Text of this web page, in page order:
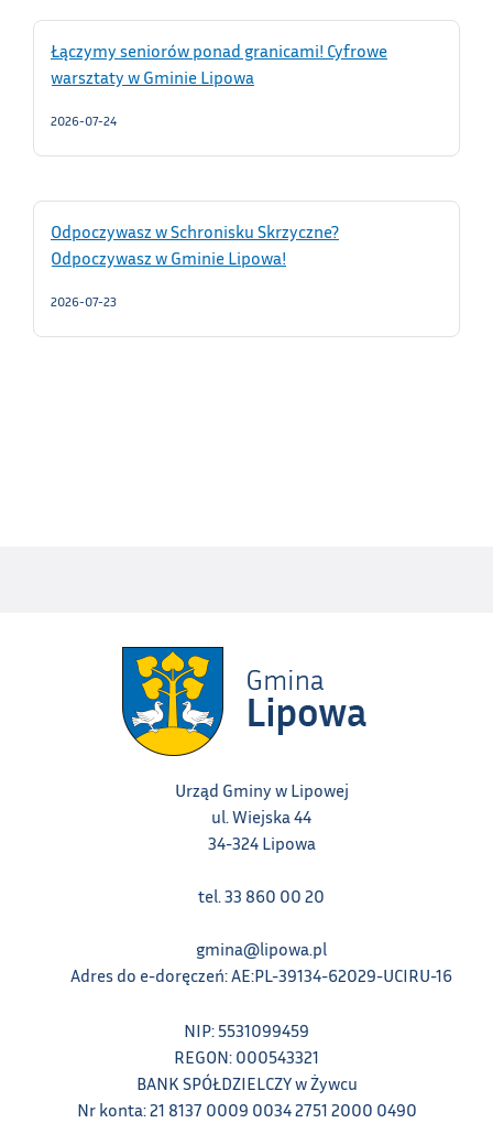
Łączymy seniorów ponad granicami! Cyfrowe
warsztaty w Gminie Lipowa
2026-07-24
Odpoczywasz w Schronisku Skrzyczne?
Odpoczywasz w Gminie Lipowa!
2026-07-23
Urząd Gminy w Lipowej
ul. Wiejska 44
34-324 Lipowa
tel. 33 860 00 20
gmina@lipowa.pl
Adres do e-doręczeń: AE:PL-39134-62029-UCIRU-16
NIP: 5531099459
REGON: 000543321
BANK SPÓŁDZIELCZY w Żywcu
Nr konta: 21 8137 0009 0034 2751 2000 0490